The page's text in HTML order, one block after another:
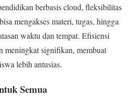
berbasis cloud, fleksibilitas
mengakses materi, tugas, hingga
waktu dan tempat. Efisiensi
meningkat signifikan, membuat
lebih antusias.
Semua